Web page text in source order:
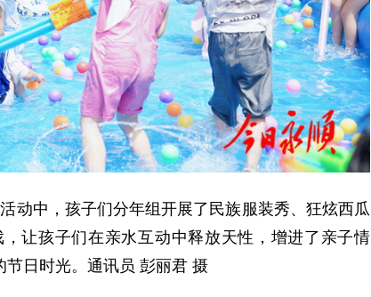
动中，孩子们分年组开展了民族服装秀、狂炫西瓜
让孩子们在亲水互动中释放天性，增进了亲子情
日时光。通讯员 彭丽君 摄